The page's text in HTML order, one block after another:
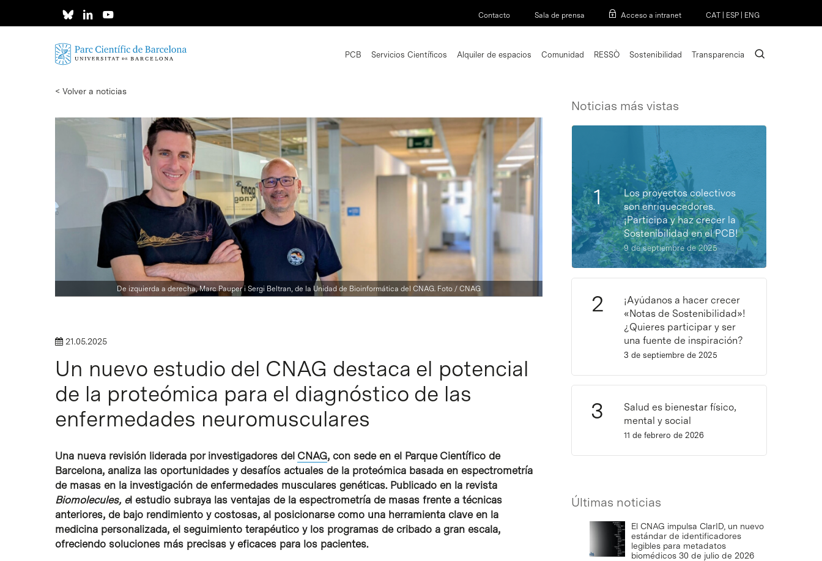
Contacto Sala de prensa Acceso a intranet CAT ESP ENG
Intro para buscar o ESC per cerrar
PCB Servicios Científicos Alquiler de espacios Comunidad RESSÒ Sostenibilidad Transparencia search
< Volver a noticias
De izquierda a derecha, Marc Pauper i Sergi Beltran, de la Unidad de Bioinformática del CNAG. Foto / CNAG
21.05.2025
Un nuevo estudio del CNAG destaca el potencial
de la proteómica para el diagnóstico de las
enfermedades neuromusculares
Una nueva revisión liderada por investigadores del CNAG, con sede en el Parque Científico de
Barcelona, analiza las oportunidades y desafíos actuales de la proteómica basada en espectrometría
de masas en la investigación de enfermedades musculares genéticas. Publicado en la revista
Biomolecules, el estudio subraya las ventajas de la espectrometría de masas frente a técnicas
anteriores, de bajo rendimiento y costosas, al posicionarse como una herramienta clave en la
medicina personalizada, el seguimiento terapéutico y los programas de cribado a gran escala,
ofreciendo soluciones más precisas y eficaces para los pacientes.
Noticias más vistas
Los proyectos colectivos
son enriquecedores.
¡Participa y haz crecer la
Sostenibilidad en el PCB!
9 de septiembre de 2025
¡Ayúdanos a hacer crecer
«Notas de Sostenibilidad»!
¿Quieres participar y ser
una fuente de inspiración?
3 de septiembre de 2025
Salud es bienestar físico,
mental y social
11 de febrero de 2026
Últimas noticias
El CNAG impulsa ClarID, un nuevo
estándar de identificadores
legibles para metadatos
biomédicos 30 de julio de 2026